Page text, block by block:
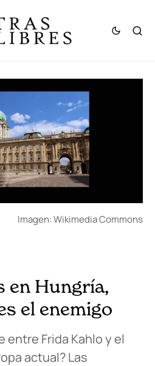
Imagen: Wikimedia Commons
en Hungría,
el enemigo
entre Frida Kahlo y el
actual? Las